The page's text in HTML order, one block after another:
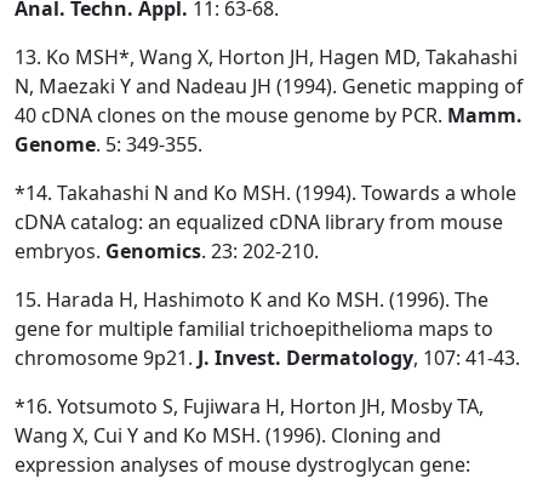
Anal. Techn. Appl. 11: 63-68.
13. Ko MSH*, Wang X, Horton JH, Hagen MD, Takahashi
N, Maezaki Y and Nadeau JH (1994). Genetic mapping of
40 cDNA clones on the mouse genome by PCR. Mamm.
Genome. 5: 349-355.
*14. Takahashi N and Ko MSH. (1994). Towards a whole
cDNA catalog: an equalized cDNA library from mouse
embryos. Genomics. 23: 202-210.
15. Harada H, Hashimoto K and Ko MSH. (1996). The
gene for multiple familial trichoepithelioma maps to
chromosome 9p21. J. Invest. Dermatology, 107: 41-43.
*16. Yotsumoto S, Fujiwara H, Horton JH, Mosby TA,
Wang X, Cui Y and Ko MSH. (1996). Cloning and
expression analyses of mouse dystroglycan gene: